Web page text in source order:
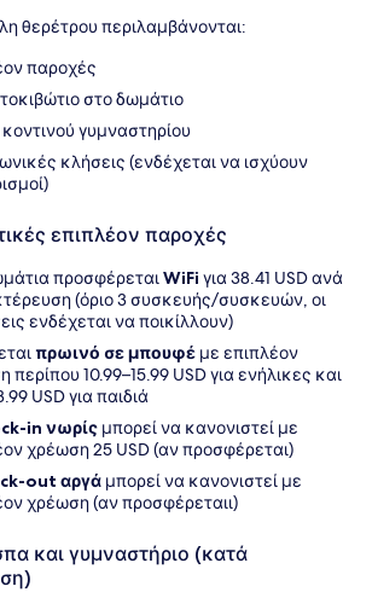
θερέτρου περιλαμβάνονται:
παροχές
στο δωμάτιο
γυμναστηρίου
κλήσεις (ενδέχεται να ισχύουν
επιπλέον παροχές
προσφέρεταιWiFi για 38.41 USD ανά
(όριο 3 συσκευής/συσκευών, οι
ενδέχεται να ποικίλλουν)
πρωινό σε μπουφέ με επιπλέον
περίπου 10.99–15.99 USD για ενήλικες και
USD για παιδιά
in νωρίς μπορεί να κανονιστεί με
χρέωση 25 USD (αν προσφέρεται)
out αργά μπορεί να κανονιστεί με
χρέωση (αν προσφέρεταιι)
και γυμναστήριο (κατά